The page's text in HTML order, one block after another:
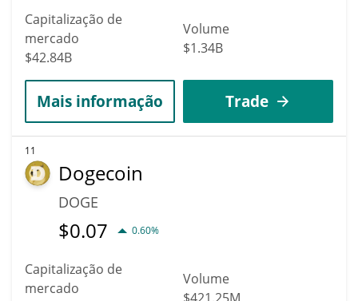
Capitalização de
mercado
$42.84B
Volume
$1.34B
Mais informação Trade
11
Dogecoin
DOGE
$0.07 0.60%
Capitalização de
mercado
Volume